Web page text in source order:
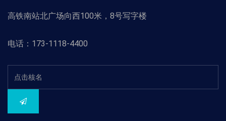
高铁南站北广场向西100米，8号写字楼
电话：173-1118-4400